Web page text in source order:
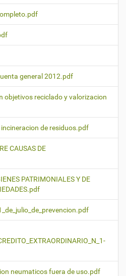
general 2012.pdf
objetivos reciclado y valorizacion
incineracion de residuos.pdf
CAUSAS DE
PATRIMONIALES Y DE
neumaticos fuera de uso.pdf